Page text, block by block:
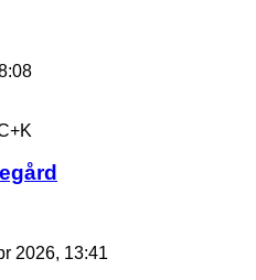
2026, 13:41